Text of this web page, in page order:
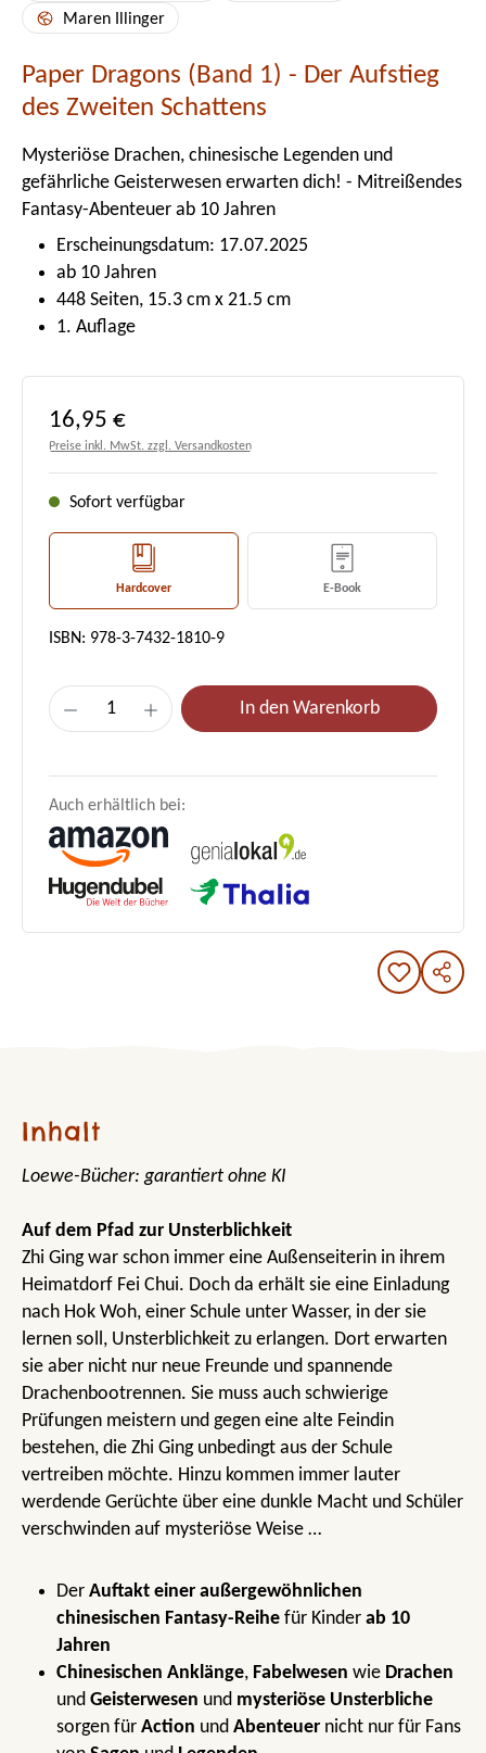
Maren Illinger
Paper Dragons (Band 1) - Der Aufstieg
des Zweiten Schattens
Mysteriöse Drachen, chinesische Legenden und
gefährliche Geisterwesen erwarten dich! - Mitreißendes
Fantasy-Abenteuer ab 10 Jahren
Erscheinungsdatum: 17.07.2025
ab 10 Jahren
448 Seiten, 15.3 cm x 21.5 cm
1. Auflage
Regulärer Preis:
16,95 €
Preise inkl. MwSt. zzgl. Versandkosten
Sofort verfügbar
Hardcover E-Book
ISBN: 978-3-7432-1810-9
Produkt Anzahl: Gib den gewünschten
In den Warenkorb
Auch erhältlich bei:
Inhalt
Loewe-Bücher: garantiert ohne KI
Auf dem Pfad zur Unsterblichkeit
Zhi Ging war schon immer eine Außenseiterin in ihrem
Heimatdorf Fei Chui. Doch da erhält sie eine Einladung
nach Hok Woh, einer Schule unter Wasser, in der sie
lernen soll, Unsterblichkeit zu erlangen. Dort erwarten
sie aber nicht nur neue Freunde und spannende
Drachenbootrennen. Sie muss auch schwierige
Prüfungen meistern und gegen eine alte Feindin
bestehen, die Zhi Ging unbedingt aus der Schule
vertreiben möchte. Hinzu kommen immer lauter
werdende Gerüchte über eine dunkle Macht und Schüler
verschwinden auf mysteriöse Weise …
Der Auftakt einer außergewöhnlichen
chinesischen Fantasy-Reihe für Kinder ab 10
Jahren
Chinesischen Anklänge, Fabelwesen wie Drachen
und Geisterwesen und mysteriöse Unsterbliche
sorgen für Action und Abenteuer nicht nur für Fans